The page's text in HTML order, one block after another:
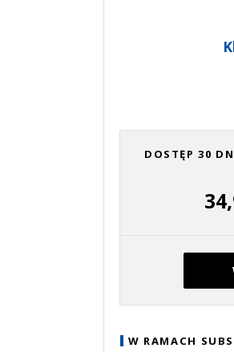
DOSTĘP 30
W RAMACH